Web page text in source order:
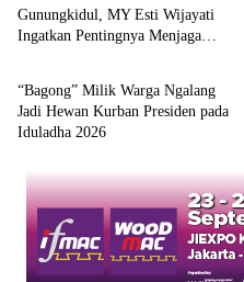
Gunungkidul, MY Esti Wijayati
Ingatkan Pentingnya Menjaga
Berita
“Bagong” Milik Warga Ngalang
Jadi Hewan Kurban Presiden pada
Iduladha 2026